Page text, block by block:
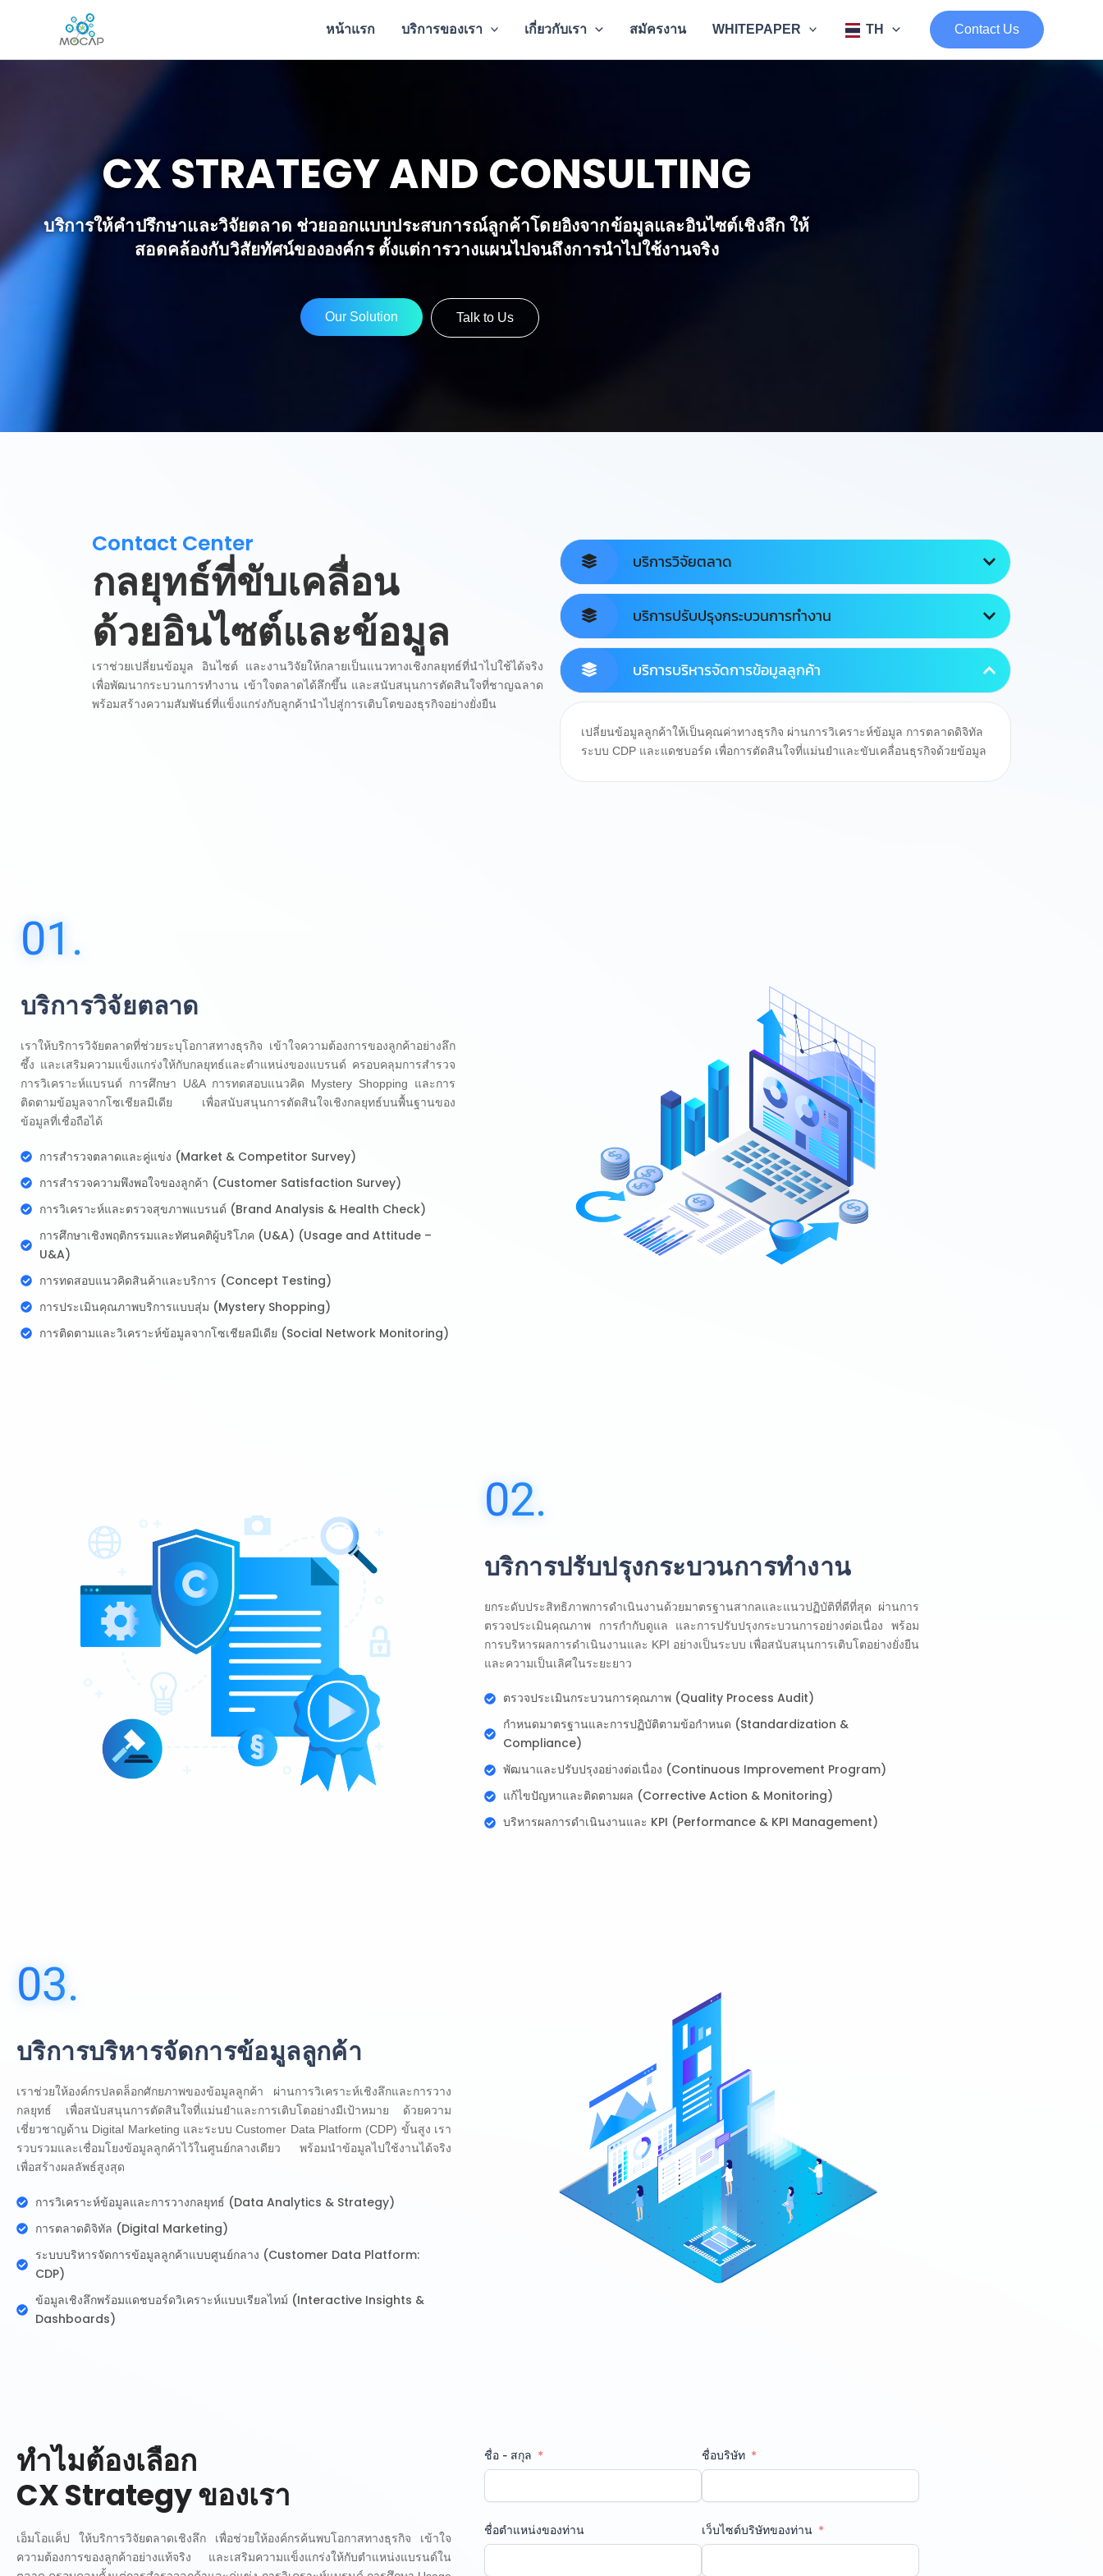
หน้าแรก บริการของเรา เกี่ยวกับเรา สมัครงาน WHITEPAPER TH Contact Us
CX STRATEGY AND CONSULTING
บริการให้คำปรึกษาและวิจัยตลาด ช่วยออกแบบประสบการณ์ลูกค้าโดยอิงจากข้อมูลและอินไซต์เชิงลึก ให้
สอดคล้องกับวิสัยทัศน์ขององค์กร ตั้งแต่การวางแผนไปจนถึงการนำไปใช้งานจริง
Our Solution Talk to Us
Contact Center
กลยุทธ์ที่ขับเคลื่อน
ด้วยอินไซต์และข้อมูล
เราช่วยเปลี่ยนข้อมูล อินไซต์ และงานวิจัยให้กลายเป็นแนวทางเชิงกลยุทธ์ที่นำไปใช้ได้จริง
เพื่อพัฒนากระบวนการทำงาน เข้าใจตลาดได้ลึกขึ้น และสนับสนุนการตัดสินใจที่ชาญฉลาด
พร้อมสร้างความสัมพันธ์ที่แข็งแกร่งกับลูกค้านำไปสู่การเติบโตของธุรกิจอย่างยั่งยืน
บริการวิจัยตลาด
บริการปรับปรุงกระบวนการทำงาน
บริการบริหารจัดการข้อมูลลูกค้า
เปลี่ยนข้อมูลลูกค้าให้เป็นคุณค่าทางธุรกิจ ผ่านการวิเคราะห์ข้อมูล การตลาดดิจิทัล
ระบบ CDP และแดชบอร์ด เพื่อการตัดสินใจที่แม่นยำและขับเคลื่อนธุรกิจด้วยข้อมูล
01.
บริการวิจัยตลาด
เราให้บริการวิจัยตลาดที่ช่วยระบุโอกาสทางธุรกิจ เข้าใจความต้องการของลูกค้าอย่างลึก
ซึ้ง และเสริมความแข็งแกร่งให้กับกลยุทธ์และตำแหน่งของแบรนด์ ครอบคลุมการสำรวจ
การวิเคราะห์แบรนด์ การศึกษา U&A การทดสอบแนวคิด Mystery Shopping และการ
ติดตามข้อมูลจากโซเชียลมีเดีย เพื่อสนับสนุนการตัดสินใจเชิงกลยุทธ์บนพื้นฐานของ
ข้อมูลที่เชื่อถือได้
การสำรวจตลาดและคู่แข่ง (Market & Competitor Survey)
การสำรวจความพึงพอใจของลูกค้า (Customer Satisfaction Survey)
การวิเคราะห์และตรวจสุขภาพแบรนด์ (Brand Analysis & Health Check)
การศึกษาเชิงพฤติกรรมและทัศนคติผู้บริโภค (U&A) (Usage and Attitude –
U&A)
การทดสอบแนวคิดสินค้าและบริการ (Concept Testing)
การประเมินคุณภาพบริการแบบสุ่ม (Mystery Shopping)
การติดตามและวิเคราะห์ข้อมูลจากโซเชียลมีเดีย (Social Network Monitoring)
02.
บริการปรับปรุงกระบวนการทำงาน
ยกระดับประสิทธิภาพการดำเนินงานด้วยมาตรฐานสากลและแนวปฏิบัติที่ดีที่สุด ผ่านการ
ตรวจประเมินคุณภาพ การกำกับดูแล และการปรับปรุงกระบวนการอย่างต่อเนื่อง พร้อม
การบริหารผลการดำเนินงานและ KPI อย่างเป็นระบบ เพื่อสนับสนุนการเติบโตอย่างยั่งยืน
และความเป็นเลิศในระยะยาว
ตรวจประเมินกระบวนการคุณภาพ (Quality Process Audit)
กำหนดมาตรฐานและการปฏิบัติตามข้อกำหนด (Standardization &
Compliance)
พัฒนาและปรับปรุงอย่างต่อเนื่อง (Continuous Improvement Program)
แก้ไขปัญหาและติดตามผล (Corrective Action & Monitoring)
บริหารผลการดำเนินงานและ KPI (Performance & KPI Management)
03.
บริการบริหารจัดการข้อมูลลูกค้า
เราช่วยให้องค์กรปลดล็อกศักยภาพของข้อมูลลูกค้า ผ่านการวิเคราะห์เชิงลึกและการวาง
กลยุทธ์ เพื่อสนับสนุนการตัดสินใจที่แม่นยำและการเติบโตอย่างมีเป้าหมาย ด้วยความ
เชี่ยวชาญด้าน Digital Marketing และระบบ Customer Data Platform (CDP) ขั้นสูง เรา
รวบรวมและเชื่อมโยงข้อมูลลูกค้าไว้ในศูนย์กลางเดียว พร้อมนำข้อมูลไปใช้งานได้จริง
เพื่อสร้างผลลัพธ์สูงสุด
การวิเคราะห์ข้อมูลและการวางกลยุทธ์ (Data Analytics & Strategy)
การตลาดดิจิทัล (Digital Marketing)
ระบบบริหารจัดการข้อมูลลูกค้าแบบศูนย์กลาง (Customer Data Platform:
CDP)
ข้อมูลเชิงลึกพร้อมแดชบอร์ดวิเคราะห์แบบเรียลไทม์ (Interactive Insights &
Dashboards)
ทำไมต้องเลือก
CX Strategy ของเรา
เอ็มโอแค็ป ให้บริการวิจัยตลาดเชิงลึก เพื่อช่วยให้องค์กรค้นพบโอกาสทางธุรกิจ เข้าใจ
ความต้องการของลูกค้าอย่างแท้จริง และเสริมความแข็งแกร่งให้กับตำแหน่งแบรนด์ใน
ชื่อ - สกุล ชื่อบริษัท
ชื่อตำแหน่งของท่าน เว็บไซต์บริษัทของท่าน